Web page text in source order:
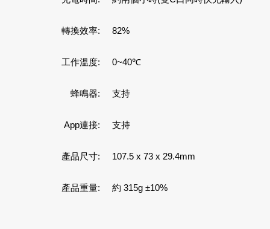
轉換效率: 82%
工作溫度: 0~40℃
蜂鳴器: 支持
App連接: 支持
產品尺寸: 107.5 x 73 x 29.4mm
產品重量: 約 315g ±10%